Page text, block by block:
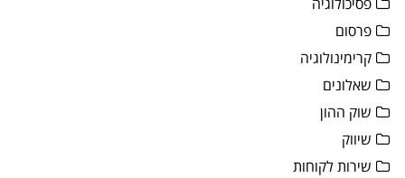
פרסום
קרימינולוגיה
שאלונים
שוק ההון
שיווק
שירות לקוחות